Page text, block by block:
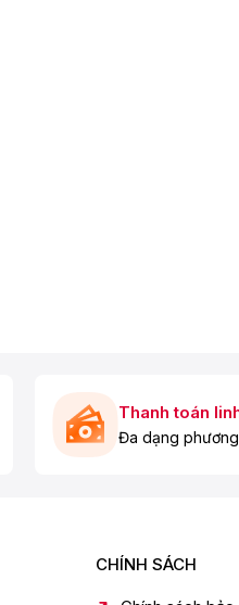
Thanh toán
Đa dạng
CHÍNH SÁCH